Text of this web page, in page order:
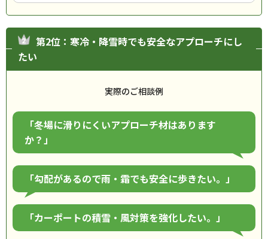
第2位：寒冷・降雪時でも安全なアプローチにし
たい
実際のご相談例
「冬場に滑りにくいアプローチ材はあります
か？」
「勾配があるので雨・霜でも安全に歩きたい。」
「カーポートの積雪・風対策を強化したい。」